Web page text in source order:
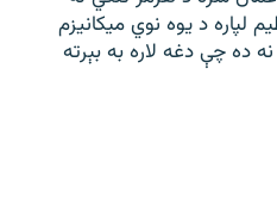
لپاره د یوه نوي میکانیزم
ده چې دغه لاره به بېرته